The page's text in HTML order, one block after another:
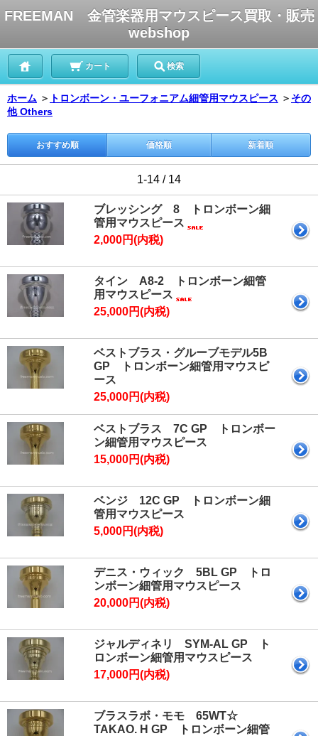
FREEMAN 金管楽器用マウスピース買取・販売
webshop
カート 検索
ホーム ＞ トロンボーン・ユーフォニアム細管用マウスピース ＞ その
他 Others
おすすめ順 価格順 新着順
1-14 / 14
ブレッシング 8 トロンボーン細
管用マウスピース
2,000円(内税)
タイン A8-2 トロンボーン細管
用マウスピース
25,000円(内税)
ベストブラス・グルーブモデル5B
GP トロンボーン細管用マウスピ
ース
25,000円(内税)
ベストブラス 7C GP トロンボー
ン細管用マウスピース
15,000円(内税)
ベンジ 12C GP トロンボーン細
管用マウスピース
5,000円(内税)
デニス・ウィック 5BL GP トロ
ンボーン細管用マウスピース
20,000円(内税)
ジャルディネリ SYM-AL GP ト
ロンボーン細管用マウスピース
17,000円(内税)
ブラスラボ・モモ 65WT☆
TAKAO. H GP トロンボーン細管